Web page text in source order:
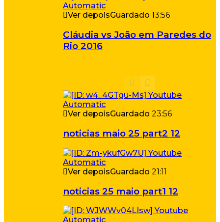
Ver depoisGuardado 13:56
Cláudia vs João em Paredes do
Rio 2016
Ver depoisGuardado 23:56
noticias maio 25 part2 12
Ver depoisGuardado 21:11
noticias 25 maio part1 12